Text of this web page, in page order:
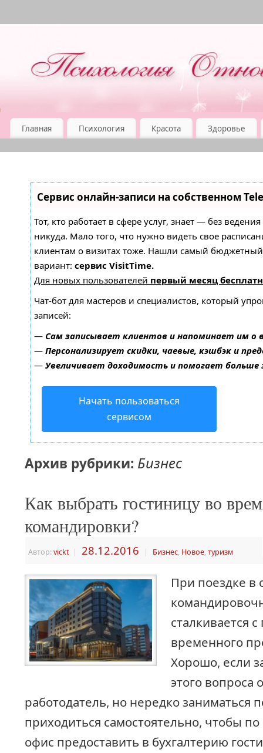
Главная Психология Красота Здоровье
Сервис онлайн-записи на собственном
Тот, кто работает в сфере услуг, знает — без
никуда. Мало того, что нужно видеть свое
клиентам о визитах тоже. Нашли самый
вариант: сервис VisitTime.
Для новых пользователей первый месяц
Чат-бот для мастеров и специалистов, который
записей:
— Сам записывает клиентов и напоминает им о
— Персонализирует скидки, чаевые, кэшбэк и
— Увеличивает доходимость и помогает
Начать пользоваться
сервисом
Архив рубрики: Бизнес
Как выбрать гостиницу во
командировки?
Автор:vickt | 28.12.2016 | Бизнес, Новое, туризм
При поездке в
сталкивается
временного
Хорошо, если
этого вопроса
работодатель, но нередко заниматься
приходиться самостоятельно, чтобы
офис предоставить в бухгалтерию